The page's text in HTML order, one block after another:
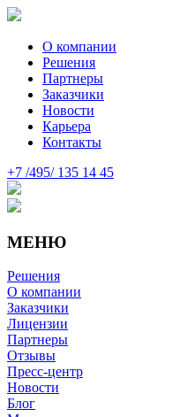
О компании
Решения
Партнеры
Заказчики
Новости
Карьера
Контакты
+7 /495/ 135 14 45
МЕНЮ
Решения
О компании
Заказчики
Лицензии
Партнеры
Отзывы
Пресс-центр
Новости
Блог